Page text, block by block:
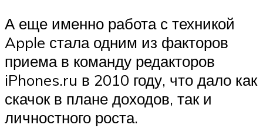
А еще именно работа с техникой
Apple стала одним из факторов
приема в команду редакторов
iPhones.ru в 2010 году, что дало как
скачок в плане доходов, так и
личностного роста.